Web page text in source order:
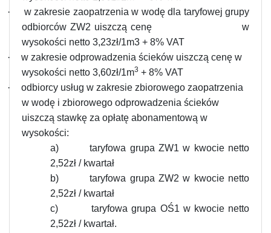
·
w zakresie zaopatrzenia w wodę dla taryfowej grupy
odbiorców ZW2 uiszczą cenę
w
wysokości netto 3,23zł/1m3 + 8% VAT
·
w zakresie odprowadzenia ścieków uiszczą cenę w
wysokości netto 3,60zł/1m3 + 8% VAT
·
odbiorcy usług w zakresie zbiorowego zaopatrzenia
w wodę i zbiorowego odprowadzenia ścieków
uiszczą stawkę za opłatę abonamentową w
wysokości:
a)
taryfowa grupa ZW1 w kwocie netto
2,52zł / kwartał
b)
taryfowa grupa ZW2 w kwocie netto
2,52zł / kwartał
c)
taryfowa grupa OŚ1 w kwocie netto
2,52zł / kwartał.